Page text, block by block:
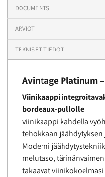
DOCUMENTS
ARVIOT
TEKNISET TIEDOT
Avintage Platinum
Viinikaappi
bordeaux-pullolle
viinikaappi kahdella
tehokkaan
Moderni
melutaso,
takaavat